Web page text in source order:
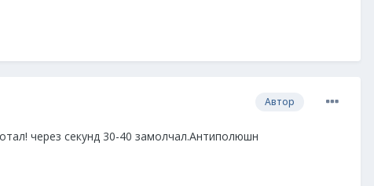
Автор
через секунд 30-40 замолчал.Антиполюшн